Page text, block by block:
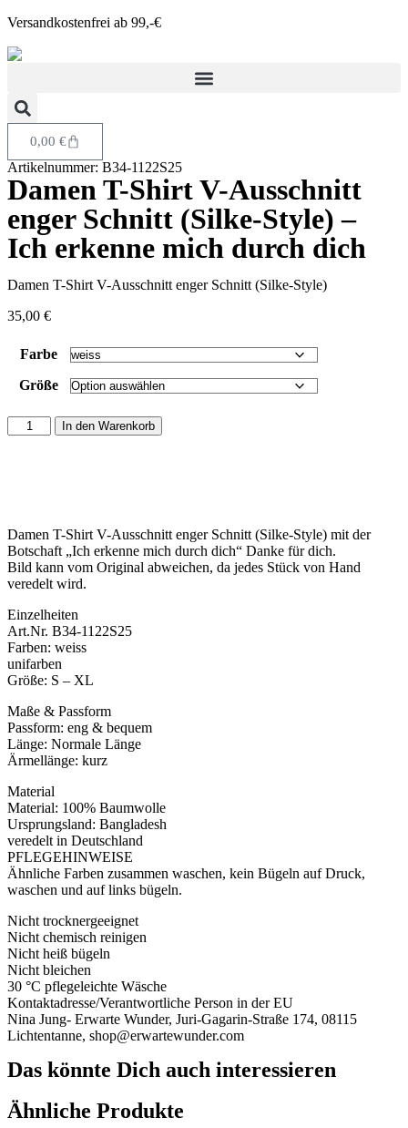
Versandkostenfrei ab 99,-€
0,00 €
Artikelnummer: B34-1122S25
Damen T-Shirt V-Ausschnitt
enger Schnitt (Silke-Style) –
Ich erkenne mich durch dich
Damen T-Shirt V-Ausschnitt enger Schnitt (Silke-Style)
35,00 €
Farbe
Größe
In den Warenkorb
Damen T-Shirt V-Ausschnitt enger Schnitt (Silke-Style) mit der
Botschaft „Ich erkenne mich durch dich“ Danke für dich.
Bild kann vom Original abweichen, da jedes Stück von Hand
veredelt wird.
Einzelheiten
Art.Nr. B34-1122S25
Farben: weiss
unifarben
Größe: S – XL
Maße & Passform
Passform: eng & bequem
Länge: Normale Länge
Ärmellänge: kurz
Material
Material: 100% Baumwolle
Ursprungsland: Bangladesh
veredelt in Deutschland
PFLEGEHINWEISE
Ähnliche Farben zusammen waschen, kein Bügeln auf Druck,
waschen und auf links bügeln.
Nicht trocknergeeignet
Nicht chemisch reinigen
Nicht heiß bügeln
Nicht bleichen
30 °C pflegeleichte Wäsche
Kontaktadresse/Verantwortliche Person in der EU
Nina Jung- Erwarte Wunder, Juri-Gagarin-Straße 174, 08115
Lichtentanne, shop@erwartewunder.com
Das könnte Dich auch interessieren
Ähnliche Produkte